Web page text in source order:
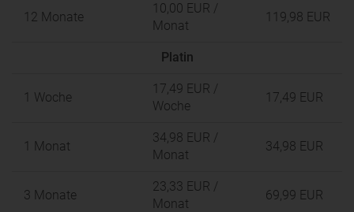
12 Monate
10,00 EUR /
Monat
119,98 EUR
Platin
1 Woche
17,49 EUR /
Woche
17,49 EUR
1 Monat
34,98 EUR /
Monat
34,98 EUR
3 Monate
23,33 EUR /
Monat
69,99 EUR